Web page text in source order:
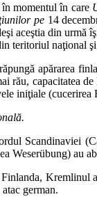
momentul în care
pe 14
aceştia din urmă
teritoriul naţional
apărarea
rău, capacitatea
iniţiale
Scandinaviei
Weserübung) au
Kremlinul
german.